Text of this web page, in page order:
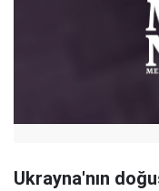
Ukrayna'nın